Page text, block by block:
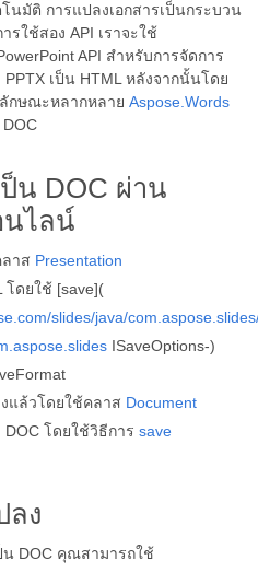
นมัติ การแปลงเอกสารเป็นกระบวน
รใช้สอง API เราจะใช้
API สำหรับการจัดการ
เป็น HTML หลังจากนั้นโดย
กษณะหลากหลาย Aspose.Words
น DOC ผ่าน
นไลน์
าส Presentation
โดยใช้ [save](
slides/java/
ISaveOptions-)
แล้วโดยใช้คลาส Document
โดยใช้วิธีการ save
ลง
น DOC คุณสามารถใช้